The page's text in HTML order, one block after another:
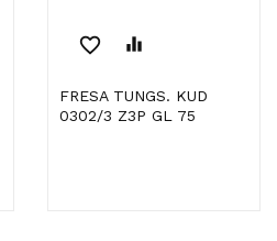
favorite_border equalizer
FRESA TUNGS. KUD
0302/3 Z3P GL 75